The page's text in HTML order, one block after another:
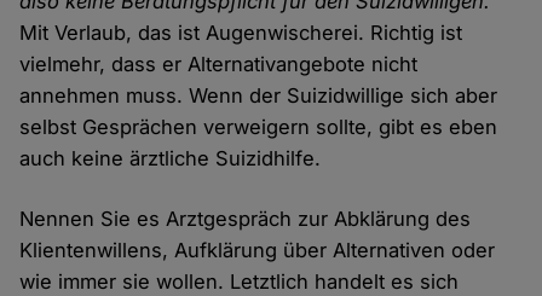
Mit Verlaub, das ist Augenwischerei. Richtig ist
vielmehr, dass er Alternativangebote nicht
annehmen muss. Wenn der Suizidwillige sich aber
selbst Gesprächen verweigern sollte, gibt es eben
auch keine ärztliche Suizidhilfe.
Nennen Sie es Arztgespräch zur Abklärung des
Klientenwillens, Aufklärung über Alternativen oder
wie immer sie wollen. Letztlich handelt es sich